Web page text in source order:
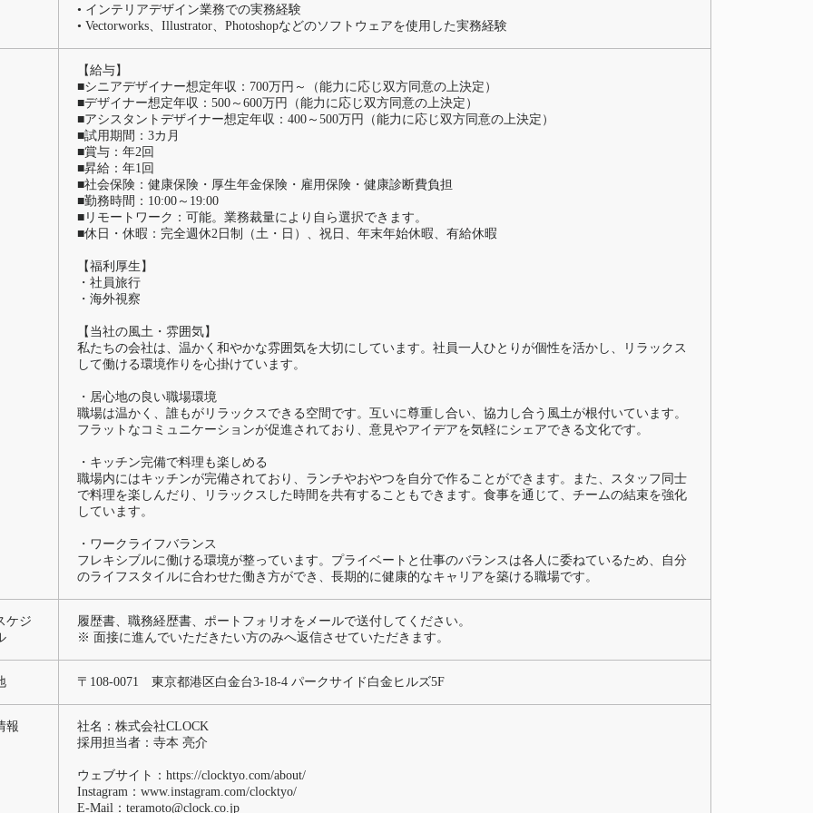
• インテリアデザイン業務での実務経験
• Vectorworks、Illustrator、Photoshopなどのソフトウェアを使用した実務経験
【給与】
■シニアデザイナー想定年収：700万円～（能力に応じ双方同意の上決定）
■デザイナー想定年収：500～600万円（能力に応じ双方同意の上決定）
■アシスタントデザイナー想定年収：400～500万円（能力に応じ双方同意の上決定）
■試用期間：3カ月
■賞与：年2回
■昇給：年1回
■社会保険：健康保険・厚生年金保険・雇用保険・健康診断費負担
■勤務時間：10:00～19:00
■リモートワーク：可能。業務裁量により自ら選択できます。
■休日・休暇：完全週休2日制（土・日）、祝日、年末年始休暇、有給休暇
【福利厚生】
・社員旅行
・海外視察
【当社の風土・雰囲気】
私たちの会社は、温かく和やかな雰囲気を大切にしています。社員一人ひとりが個性を活かし、リラックス
して働ける環境作りを心掛けています。
・居心地の良い職場環境
職場は温かく、誰もがリラックスできる空間です。互いに尊重し合い、協力し合う風土が根付いています。
フラットなコミュニケーションが促進されており、意見やアイデアを気軽にシェアできる文化です。
・キッチン完備で料理も楽しめる
職場内にはキッチンが完備されており、ランチやおやつを自分で作ることができます。また、スタッフ同士
で料理を楽しんだり、リラックスした時間を共有することもできます。食事を通じて、チームの結束を強化
しています。
・ワークライフバランス
フレキシブルに働ける環境が整っています。プライベートと仕事のバランスは各人に委ねているため、自分
のライフスタイルに合わせた働き方ができ、長期的に健康的なキャリアを築ける職場です。
ケジ
履歴書、職務経歴書、ポートフォリオをメールで送付してください。
※ 面接に進んでいただきたい方のみへ返信させていただきます。
〒108-0071 東京都港区白金台3-18-4 パークサイド白金ヒルズ5F
報
社名：株式会社CLOCK
採用担当者：寺本 亮介
ウェブサイト： https://clocktyo.com/about/
Instagram： www.instagram.com/clocktyo/
E-Mail：teramoto@clock.co.jp